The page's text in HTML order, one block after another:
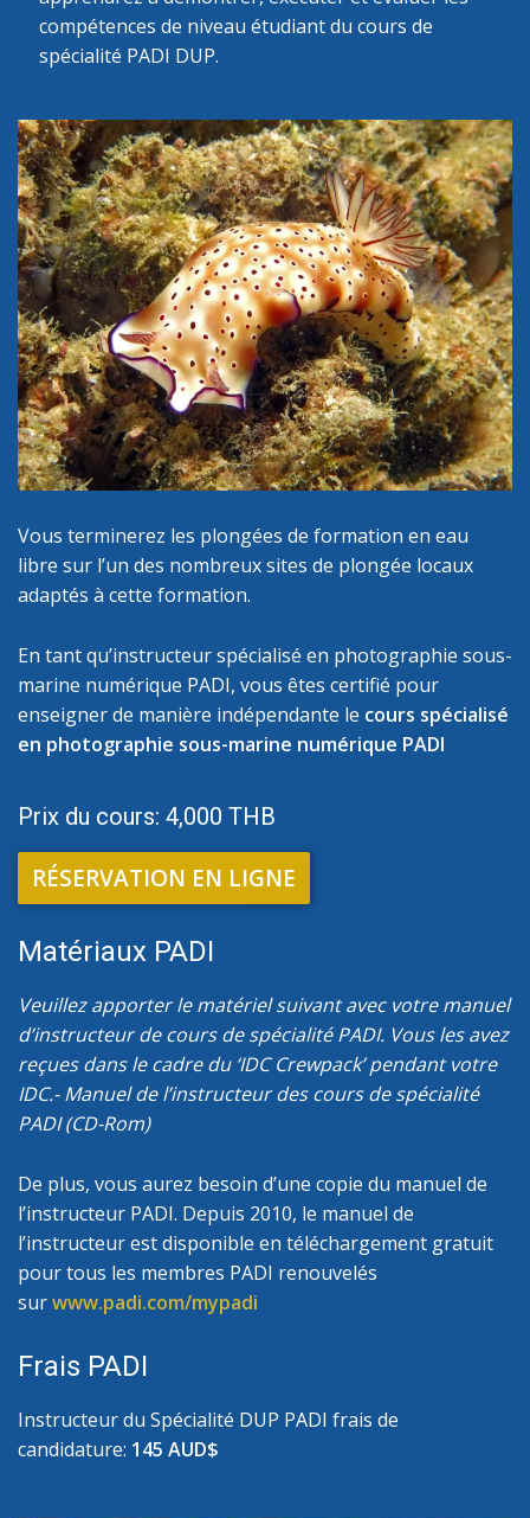
compétences de niveau étudiant du cours de
spécialité PADI DUP.
Vous terminerez les plongées de formation en eau
libre sur l’un des nombreux sites de plongée locaux
adaptés à cette formation.
En tant qu’instructeur spécialisé en photographie sous-
marine numérique PADI, vous êtes certifié pour
enseigner de manière indépendante le cours spécialisé
en photographie sous-marine numérique PADI
Prix du cours: 4,000 THB
RÉSERVATION EN LIGNE
Matériaux PADI
Veuillez apporter le matériel suivant avec votre manuel
d’instructeur de cours de spécialité PADI. Vous les avez
reçues dans le cadre du ‘IDC Crewpack’ pendant votre
IDC.- Manuel de l’instructeur des cours de spécialité
PADI (CD-Rom)
De plus, vous aurez besoin d’une copie du manuel de
l’instructeur PADI. Depuis 2010, le manuel de
l’instructeur est disponible en téléchargement gratuit
pour tous les membres PADI renouvelés
surwww.padi.com/mypadi
Frais PADI
Instructeur du Spécialité DUP PADI frais de
candidature: 145 AUD$